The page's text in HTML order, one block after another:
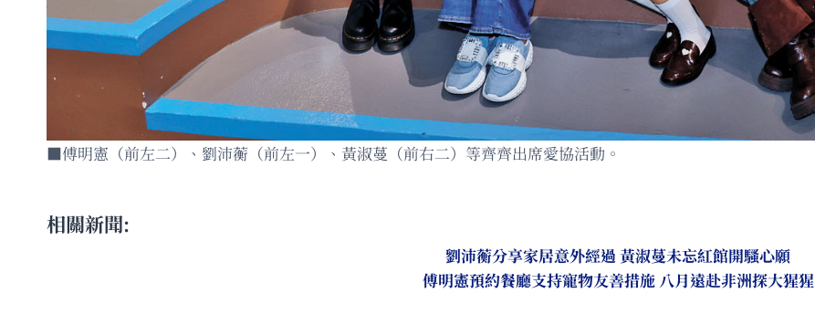
■傅明憲（前左二）、劉沛蘅（前左一）、黃淑蔓（前右二）等齊齊出席愛協活動。
相關新聞:
劉沛蘅分享家居意外經過 黃淑蔓未忘紅館開騷心願
傅明憲預約餐廳支持寵物友善措施 八月遠赴非洲探大猩猩